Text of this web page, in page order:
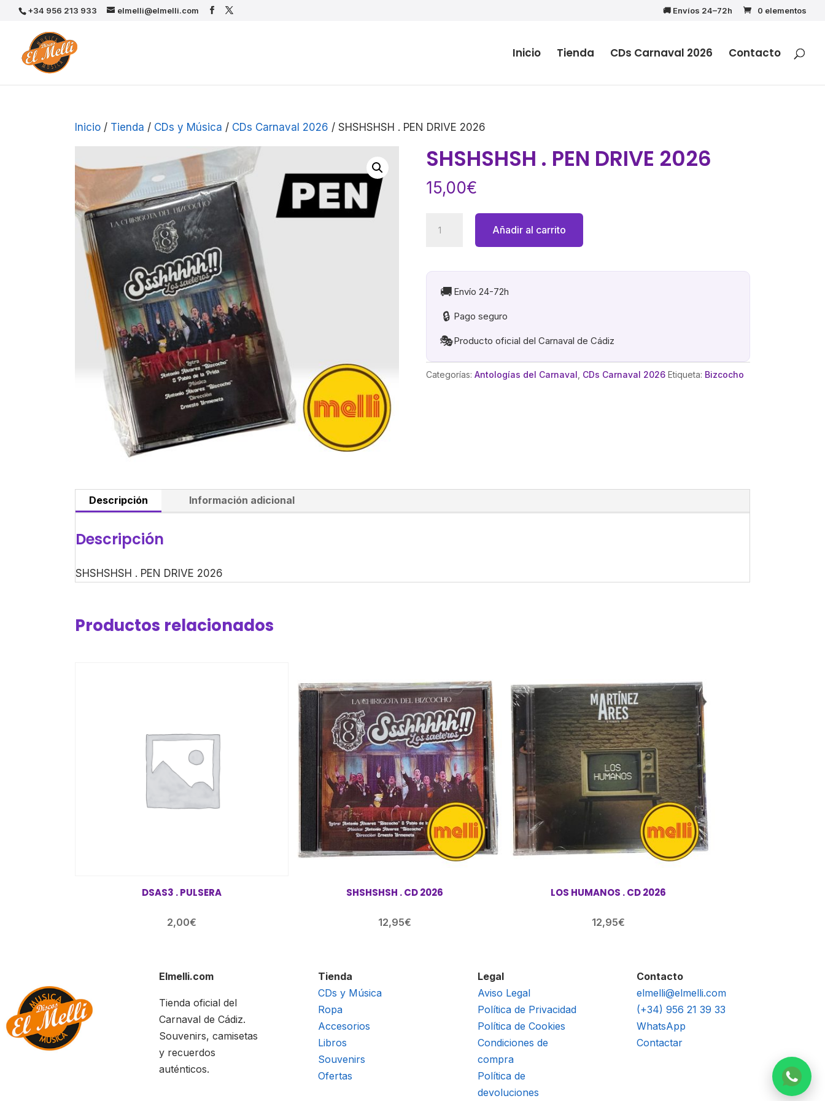
+34 956 213 933 elmelli@elmelli.com 🚚 Envíos 24–72h 0 elementos
Inicio Tienda CDs Carnaval 2026 Contacto
Inicio / Tienda / CDs y Música / CDs Carnaval 2026 / SHSHSHSH . PEN DRIVE 2026
SHSHSHSH . PEN DRIVE 2026
15,00€
DRIVE
2026
Añadir al carrito
🚚 Envío 24-72h
🔒 Pago seguro
🎭Producto oficial del Carnaval de Cádiz
Categorías: Antologías del Carnaval CDs Carnaval 2026 Etiqueta: Bizcocho
Descripción Información adicional
Descripción
SHSHSHSH . PEN DRIVE 2026
Productos relacionados
DSAS3 . PULSERA
2,00€
SHSHSHSH . CD 2026
12,95€
LOS HUMANOS . CD 2026
12,95€
Elmelli.com
Tienda oficial del
Carnaval de Cádiz.
Souvenirs, camisetas
y recuerdos
auténticos.
Tienda
CDs y Música
Ropa
Accesorios
Libros
Souvenirs
Ofertas
Legal
Aviso Legal
Política de Privacidad
Política de Cookies
Condiciones de
compra
Política de
devoluciones
Contacto
elmelli@elmelli.com
(+34) 956 21 39 33
WhatsApp
Contactar